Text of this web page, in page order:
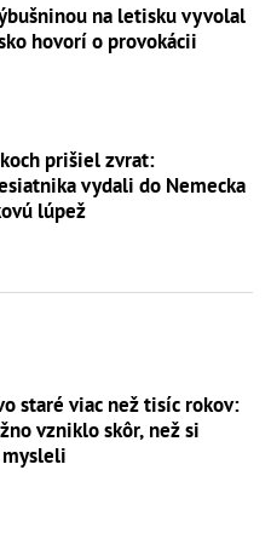
na letisku vyvolal
hovorí o provokácii
prišiel zvrat:
vydali do Nemecka
lúpež
staré viac než tisíc rokov:
vzniklo skôr, než si